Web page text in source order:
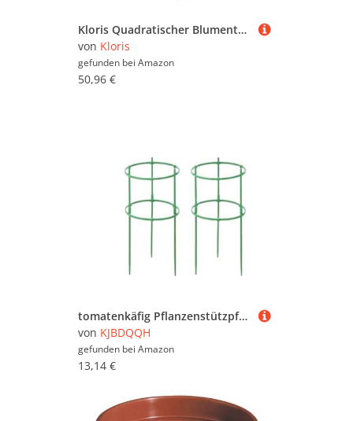
Kloris Quadratischer Blumentopf Ellenico 35 Polyethylen Farbe Weiß 35 x 35 cm Höhe 35 cm
von Kloris
gefunden bei Amazon
50,96 €
tomatenkäfig Pflanzenstützpfähle, runder Ring, Kunststoffkäfighalter, Blumentopf, Klettergitter, for Innen- und Außenbereich(12sets)
von KJBDQQH
gefunden bei Amazon
13,14 €